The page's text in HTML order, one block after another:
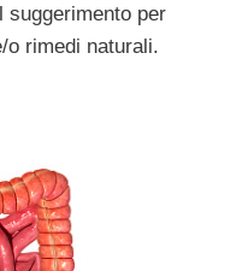
per
rimedi naturali.